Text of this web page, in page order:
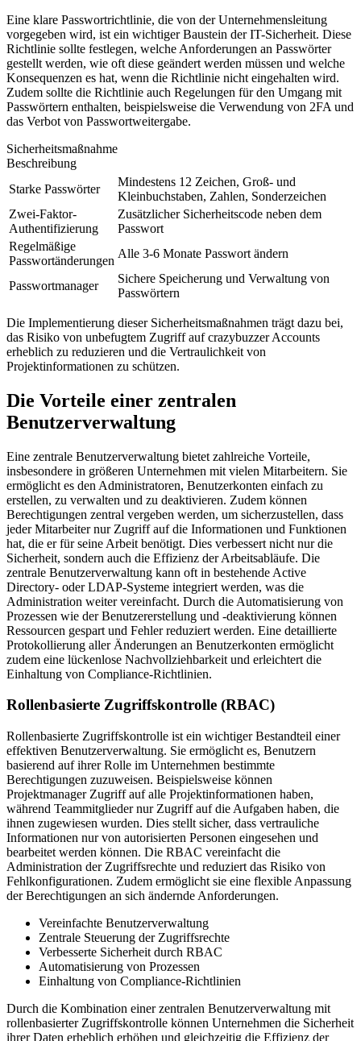
Eine klare Passwortrichtlinie, die von der Unternehmensleitung
vorgegeben wird, ist ein wichtiger Baustein der IT-Sicherheit. Diese
Richtlinie sollte festlegen, welche Anforderungen an Passwörter
gestellt werden, wie oft diese geändert werden müssen und welche
Konsequenzen es hat, wenn die Richtlinie nicht eingehalten wird.
Zudem sollte die Richtlinie auch Regelungen für den Umgang mit
Passwörtern enthalten, beispielsweise die Verwendung von 2FA und
das Verbot von Passwortweitergabe.
Sicherheitsmaßnahme
Beschreibung
Starke Passwörter
Mindestens 12 Zeichen, Groß- und
Kleinbuchstaben, Zahlen, Sonderzeichen
Zwei-Faktor-
Authentifizierung
Zusätzlicher Sicherheitscode neben dem
Passwort
Regelmäßige
Passwortänderungen
Alle 3-6 Monate Passwort ändern
Passwortmanager
Sichere Speicherung und Verwaltung von
Passwörtern
Die Implementierung dieser Sicherheitsmaßnahmen trägt dazu bei,
das Risiko von unbefugtem Zugriff auf crazybuzzer Accounts
erheblich zu reduzieren und die Vertraulichkeit von
Projektinformationen zu schützen.
Die Vorteile einer zentralen
Benutzerverwaltung
Eine zentrale Benutzerverwaltung bietet zahlreiche Vorteile,
insbesondere in größeren Unternehmen mit vielen Mitarbeitern. Sie
ermöglicht es den Administratoren, Benutzerkonten einfach zu
erstellen, zu verwalten und zu deaktivieren. Zudem können
Berechtigungen zentral vergeben werden, um sicherzustellen, dass
jeder Mitarbeiter nur Zugriff auf die Informationen und Funktionen
hat, die er für seine Arbeit benötigt. Dies verbessert nicht nur die
Sicherheit, sondern auch die Effizienz der Arbeitsabläufe. Die
zentrale Benutzerverwaltung kann oft in bestehende Active
Directory- oder LDAP-Systeme integriert werden, was die
Administration weiter vereinfacht. Durch die Automatisierung von
Prozessen wie der Benutzererstellung und -deaktivierung können
Ressourcen gespart und Fehler reduziert werden. Eine detaillierte
Protokollierung aller Änderungen an Benutzerkonten ermöglicht
zudem eine lückenlose Nachvollziehbarkeit und erleichtert die
Einhaltung von Compliance-Richtlinien.
Rollenbasierte Zugriffskontrolle (RBAC)
Rollenbasierte Zugriffskontrolle ist ein wichtiger Bestandteil einer
effektiven Benutzerverwaltung. Sie ermöglicht es, Benutzern
basierend auf ihrer Rolle im Unternehmen bestimmte
Berechtigungen zuzuweisen. Beispielsweise können
Projektmanager Zugriff auf alle Projektinformationen haben,
während Teammitglieder nur Zugriff auf die Aufgaben haben, die
ihnen zugewiesen wurden. Dies stellt sicher, dass vertrauliche
Informationen nur von autorisierten Personen eingesehen und
bearbeitet werden können. Die RBAC vereinfacht die
Administration der Zugriffsrechte und reduziert das Risiko von
Fehlkonfigurationen. Zudem ermöglicht sie eine flexible Anpassung
der Berechtigungen an sich ändernde Anforderungen.
Vereinfachte Benutzerverwaltung
Zentrale Steuerung der Zugriffsrechte
Verbesserte Sicherheit durch RBAC
Automatisierung von Prozessen
Einhaltung von Compliance-Richtlinien
Durch die Kombination einer zentralen Benutzerverwaltung mit
rollenbasierter Zugriffskontrolle können Unternehmen die Sicherheit
ihrer Daten erheblich erhöhen und gleichzeitig die Effizienz der